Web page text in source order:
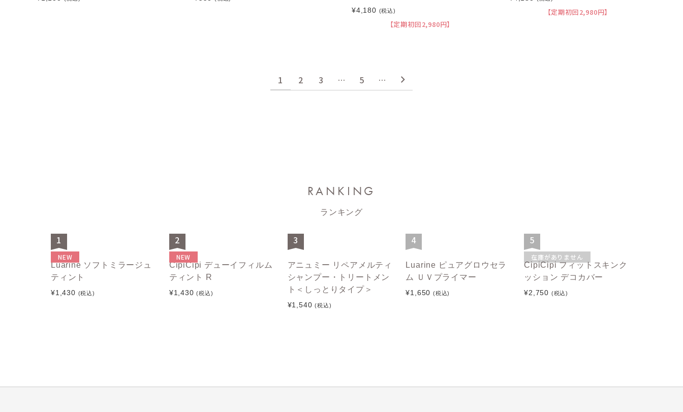
¥4,180 (税込)
【定期初回2,980円】
【定期初回2,980円】
1 2 3 … 5 …
RANKING
ランキング
1
NEW
Luarine ソフトミラージュ
ティント
¥1,430 (税込)
2
NEW
CipiCipi デューイフィルム
ティント R
¥1,430 (税込)
3
アニュミー リペアメルティ
シャンプー・トリートメン
ト＜しっとりタイプ＞
¥1,540 (税込)
4
Luarine ピュアグロウセラ
ム ＵＶプライマー
¥1,650 (税込)
5
在庫がありません
CipiCipi フィットスキンク
ッション デコカバー
¥2,750 (税込)